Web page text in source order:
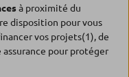
à proximité du
disposition pour vous
vos projets(1), de
pour protéger